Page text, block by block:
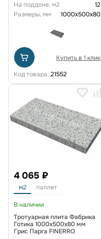
На поддоне, м2
12
Размеры, мм
1000x500x80
Купить в 1 клик
Код товара: 21552
4 065 ₽
м2 паллет
В наличии
Тротуарная плита Фабрика
Готика 1000x500x80 мм
Грис Парга FINERRO